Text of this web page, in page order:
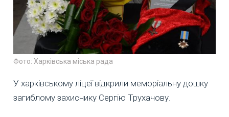
Фото: Харківська міська рада
У харківському ліцеї відкрили меморіальну дошку
загиблому захиснику Сергію Трухачову.